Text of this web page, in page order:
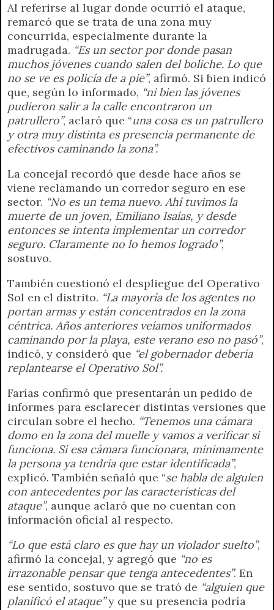
Al referirse al lugar donde ocurrió el ataque,
remarcó que se trata de una zona muy
concurrida, especialmente durante la
madrugada. “Es un sector por donde pasan
muchos jóvenes cuando salen del boliche. Lo que
no se ve es policía de a pie”, afirmó. Si bien indicó
que, según lo informado, “ni bien las jóvenes
pudieron salir a la calle encontraron un
patrullero”, aclaró que “una cosa es un patrullero
y otra muy distinta es presencia permanente de
efectivos caminando la zona”.
La concejal recordó que desde hace años se
viene reclamando un corredor seguro en ese
sector. “No es un tema nuevo. Ahí tuvimos la
muerte de un joven, Emiliano Isaías, y desde
entonces se intenta implementar un corredor
seguro. Claramente no lo hemos logrado”,
sostuvo.
También cuestionó el despliegue del Operativo
Sol en el distrito. “La mayoría de los agentes no
portan armas y están concentrados en la zona
céntrica. Años anteriores veíamos uniformados
caminando por la playa, este verano eso no pasó”,
indicó, y consideró que “el gobernador debería
replantearse el Operativo Sol”.
Farías confirmó que presentarán un pedido de
informes para esclarecer distintas versiones que
circulan sobre el hecho. “Tenemos una cámara
domo en la zona del muelle y vamos a verificar si
funciona. Si esa cámara funcionara, mínimamente
la persona ya tendría que estar identificada”,
explicó. También señaló que “se habla de alguien
con antecedentes por las características del
ataque”, aunque aclaró que no cuentan con
información oficial al respecto.
“Lo que está claro es que hay un violador suelto”,
afirmó la concejal, y agregó que “no es
irrazonable pensar que tenga antecedentes”. En
ese sentido, sostuvo que se trató de “alguien que
planificó el ataque”y que su presencia podría